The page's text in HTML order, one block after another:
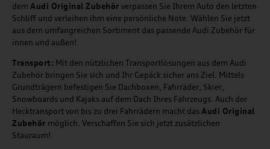
dem Audi Original Zubehör verpassen Sie Ihrem Auto den letzten
Schliff und verleihen ihm eine persönliche Note. Wählen Sie jetzt
aus dem umfangreichen Sortiment das passende Audi Zubehör für
innen und außen!
Transport: Mit den nützlichen Transportlösungen aus dem Audi
Zubehör bringen Sie sich und Ihr Gepäck sicher ans Ziel. Mittels
Grundträgern befestigen Sie Dachboxen, Fahrräder, Skier,
Snowboards und Kajaks auf dem Dach Ihres Fahrzeugs. Auch der
Hecktransport von bis zu drei Fahrrädern macht dasAudi Original
Zubehör möglich. Verschaffen Sie sich jetzt zusätzlichen
Stauraum!